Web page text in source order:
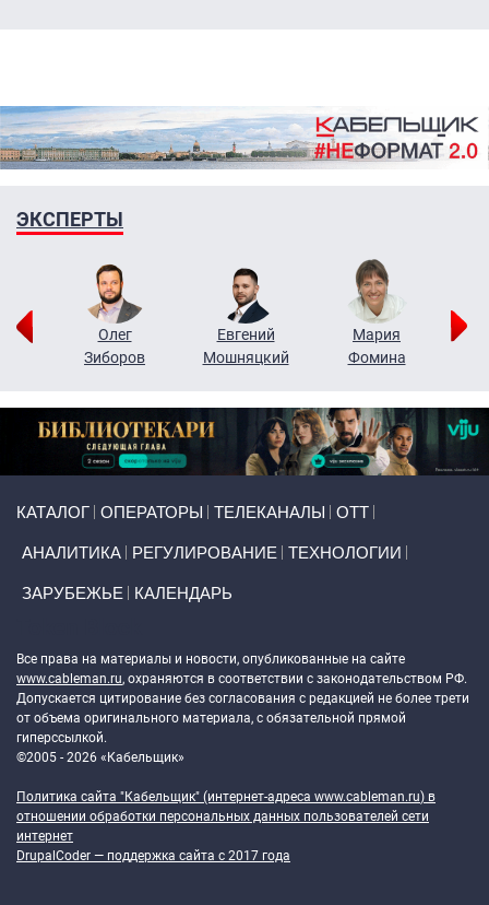
ЭКСПЕРТЫ
Олег
Зиборов
Евгений
Мошняцкий
Мария
Фомина
КАТАЛОГ ОПЕРАТОРЫ ТЕЛЕКАНАЛЫ ОТТ
АНАЛИТИКА РЕГУЛИРОВАНИЕ ТЕХНОЛОГИИ
ЗАРУБЕЖЬЕ КАЛЕНДАРЬ
Все права на материалы и новости, опубликованные на сайте
www.cableman.ru, охраняются в соответствии с законодательством РФ.
Допускается цитирование без согласования с редакцией не более трети
от объема оригинального материала, с обязательной прямой
гиперссылкой.
©2005 - 2026 «Кабельщик»
Политика сайта "Кабельщик" (интернет-адреса www.cableman.ru) в
отношении обработки персональных данных пользователей сети
интернет
DrupalCoder — поддержка сайта c 2017 года